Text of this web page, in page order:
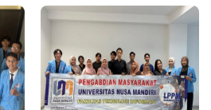
Digital Masyarakat